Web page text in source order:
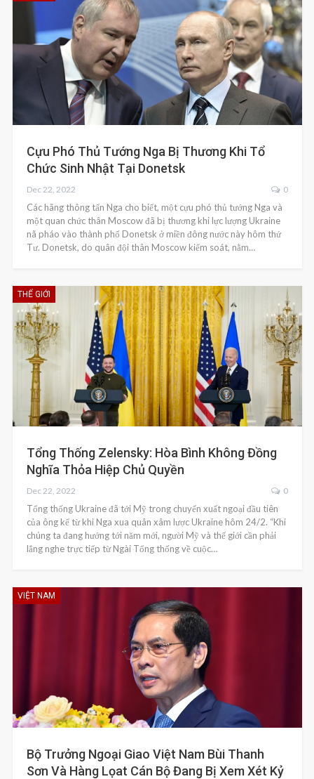
Cựu Phó Thủ Tướng Nga Bị Thương Khi Tổ
Chức Sinh Nhật Tại Donetsk
Dec 22, 2022 0
Các hãng thông tấn Nga cho biết, một cựu phó thủ tướng Nga và
một quan chức thân Moscow đã bị thương khi lực lượng Ukraine
nã pháo vào thành phố Donetsk ở miền đông nước này hôm thứ
Tư. Donetsk, do quân đội thân Moscow kiểm soát, nằm…
THẾ GIỚI
Tổng Thống Zelensky: Hòa Bình Không Đồng
Nghĩa Thỏa Hiệp Chủ Quyền
Dec 22, 2022 0
Tổng thống Ukraine đã tới Mỹ trong chuyến xuất ngoại đầu tiên
của ông kể từ khi Nga xua quân xâm lược Ukraine hôm 24/2. “Khi
chúng ta đang hướng tới năm mới, người Mỹ và thế giới cần phải
lắng nghe trực tiếp từ Ngài Tổng thống về cuộc…
VIỆT NAM
Bộ Trưởng Ngoại Giao Việt Nam Bùi Thanh
Sơn Và Hàng Lọat Cán Bộ Đang Bị Xem Xét Kỷ